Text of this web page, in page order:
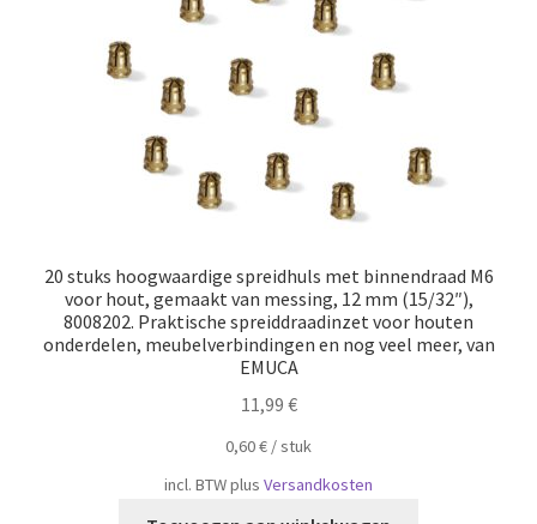
20 stuks hoogwaardige spreidhuls met binnendraad M6
voor hout, gemaakt van messing, 12 mm (15/32″),
8008202. Praktische spreiddraadinzet voor houten
onderdelen, meubelverbindingen en nog veel meer, van
EMUCA
11,99 €
0,60€ /​​stuk
incl. BTWplus Versandkosten